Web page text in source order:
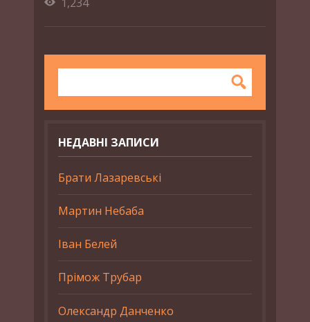
НЕДАВНІ ЗАПИСИ
Брати Лазаревські
Мартин Небаба
Іван Белей
Прімож Трубар
Олександр Данченко